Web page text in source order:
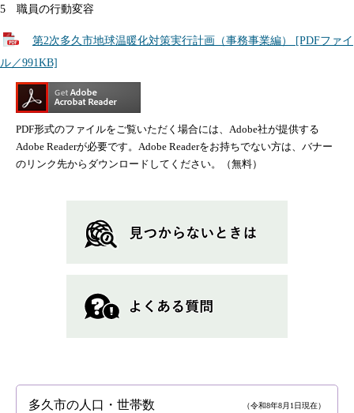
5 職員の行動変容
第2次多久市地球温暖化対策実行計画（事務事業編） [PDFファイ
ル／991KB]
PDF形式のファイルをご覧いただく場合には、Adobe社が提供する
Adobe Readerが必要です。Adobe Readerをお持ちでない方は、バナー
のリンク先からダウンロードしてください。（無料）
多久市の人口・世帯数 （令和8年8月1日現在）